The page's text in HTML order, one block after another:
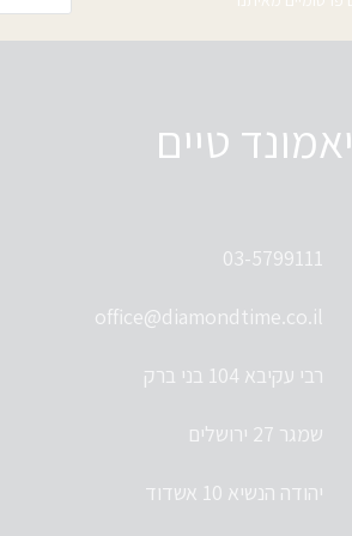
טיים
03-5799111
office@diamondtime.co.il
רבי עקיבא 104 בני ברק
שמגר 27 ירושלים
יהודה הנשיא 10 אשדוד